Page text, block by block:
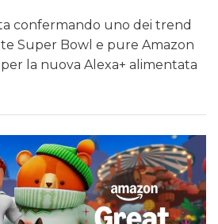
confermando uno dei trend
Super Bowl e pure Amazon
la nuova Alexa+ alimentata